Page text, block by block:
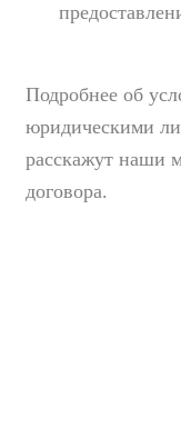
Подробнее об
юридическими
расскажут наши
договора.